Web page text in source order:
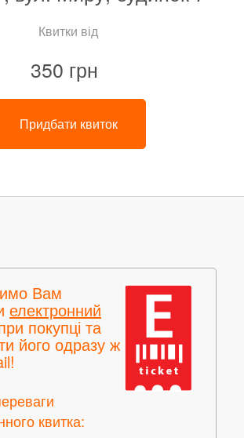
Квитки від
350 грн
Придбати квиток
Вам
електронний
покупці та
його одразу ж
квитка: